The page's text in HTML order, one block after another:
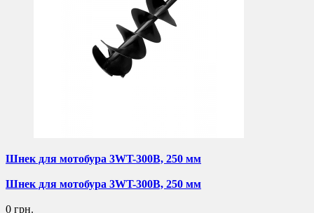
Шнек для мотобура 3WT-300B, 250 мм
Шнек для мотобура 3WT-300B, 250 мм
0 грн.